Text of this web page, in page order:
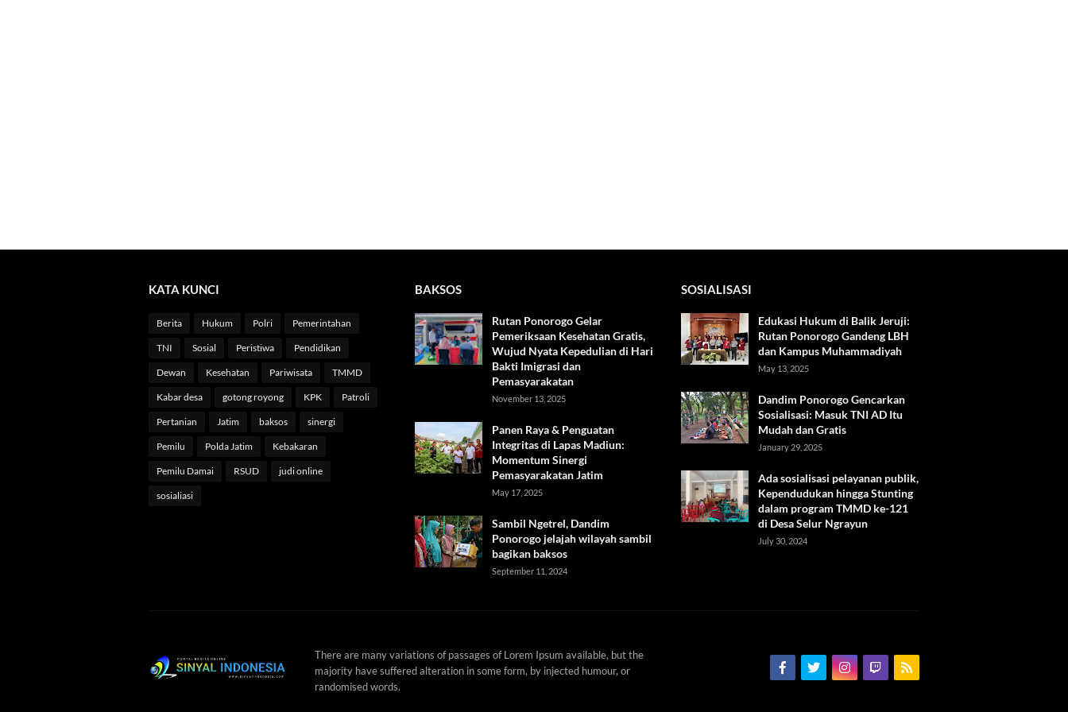
KATA KUNCI
Berita Hukum Polri Pemerintahan
TNI Sosial Peristiwa Pendidikan
Dewan Kesehatan Pariwisata TMMD
Kabar desa gotong royong KPK Patroli
Pertanian Jatim baksos sinergi
Pemilu Polda Jatim Kebakaran
Pemilu Damai RSUD judi online
sosialiasi
BAKSOS
Rutan Ponorogo Gelar
Pemeriksaan Kesehatan Gratis,
Wujud Nyata Kepedulian di Hari
Bakti Imigrasi dan
Pemasyarakatan
November 13, 2025
Panen Raya & Penguatan
Integritas di Lapas Madiun:
Momentum Sinergi
Pemasyarakatan Jatim
May 17, 2025
Sambil Ngetrel, Dandim
Ponorogo jelajah wilayah sambil
bagikan baksos
September 11, 2024
SOSIALISASI
Edukasi Hukum di Balik Jeruji:
Rutan Ponorogo Gandeng LBH
dan Kampus Muhammadiyah
May 13, 2025
Dandim Ponorogo Gencarkan
Sosialisasi: Masuk TNI AD Itu
Mudah dan Gratis
January 29, 2025
Ada sosialisasi pelayanan publik,
Kependudukan hingga Stunting
dalam program TMMD ke-121
di Desa Selur Ngrayun
July 30, 2024
There are many variations of passages of Lorem Ipsum available, but the
majority have suffered alteration in some form, by injected humour, or
randomised words.